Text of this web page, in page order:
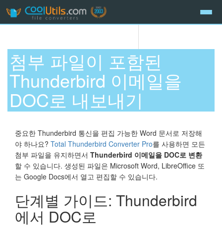
첨부 파일이 포함된
Thunderbird 이메일을
DOC로 내보내기
중요한 Thunderbird 통신을 편집 가능한 Word 문서로 저장해
야 하나요? Total Thunderbird Converter Pro를 사용하면 모든
첨부 파일을 유지하면서 Thunderbird 이메일을 DOC로 변환
할 수 있습니다. 생성된 파일은 Microsoft Word, LibreOffice 또
는 Google Docs에서 열고 편집할 수 있습니다.
단계별 가이드: Thunderbird
에서 DOC로